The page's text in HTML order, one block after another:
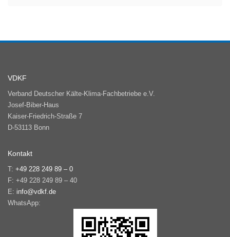
VDKF
Verband Deutscher Kälte-Klima-Fachbetriebe e.V.
Josef-Biber-Haus
Kaiser-Friedrich-Straße 7
D-53113 Bonn
Kontakt
T: +49 228 249 89 – 0
F: +49 228 249 89 – 40
E: info@vdkf.de
WhatsApp: